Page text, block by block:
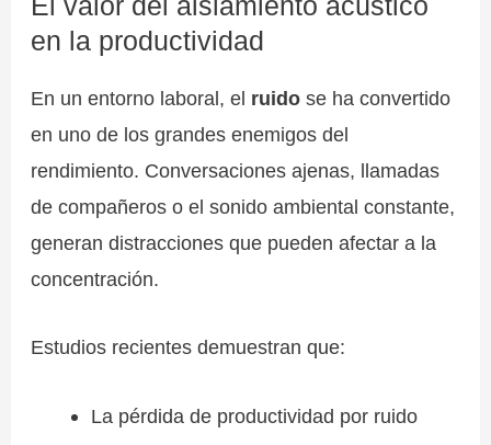
en la productividad
En un entorno laboral, el ruido se ha convertido
en uno de los grandes enemigos del
rendimiento. Conversaciones ajenas, llamadas
de compañeros o el sonido ambiental constante,
generan distracciones que pueden afectar a la
concentración.
Estudios recientes demuestran que:
La pérdida de productividad por ruido